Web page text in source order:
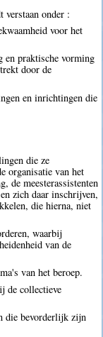
verstaan onder :
voor het
en praktische vorming
door de
en inrichtingen die
die ze
organisatie van het
de meesterassistenten
zich daar inschrijven,
die hierna, niet
waarbij
van de
van het beroep.
de collectieve
die bevorderlijk zijn